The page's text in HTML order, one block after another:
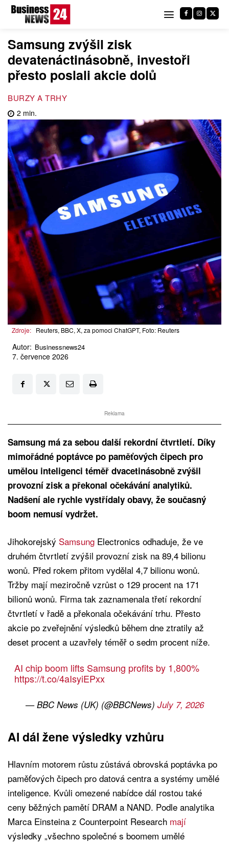
Samsung zvýšil zisk
devatenáctinásobně, investoři
přesto poslali akcie dolů
BURZY A TRHY
2 min.
Zdroje: Reuters, BBC, X, za pomoci ChatGPT, Foto: Reuters
Autor: Businessnews24
7. července 2026
Reklama
Samsung má za sebou další rekordní čtvrtletí. Díky
mimořádné poptávce po paměťových čipech pro
umělou inteligenci téměř dvacetinásobně zvýšil
provozní zisk a překonal očekávání analytiků.
Nadšení ale rychle vystřídaly obavy, že současný
boom nemusí vydržet.
Jihokorejský Samsung Electronics odhaduje, že ve
druhém čtvrtletí zvýšil provozní zisk na 89,4 bilionu
wonů. Před rokem přitom vydělal 4,7 bilionu wonů.
Tržby mají meziročně vzrůst o 129 procent na 171
bilionů wonů. Firma tak zaznamenala třetí rekordní
čtvrtletí v řadě a překonala očekávání trhu. Přesto
akcie po zveřejnění výsledků během dne ztratily až
deset procent a uzavřely téměř o sedm procent níže.
AI chip boom lifts Samsung profits by 1,800%
https://t.co/4aIsyiEPxx
— BBC News (UK) (@BBCNews) July 7, 2026
AI dál žene výsledky vzhůru
Hlavním motorem růstu zůstává obrovská poptávka po
paměťových čipech pro datová centra a systémy umělé
inteligence. Kvůli omezené nabídce dál rostou také
ceny běžných pamětí DRAM a NAND. Podle analytika
Marca Einsteina z Counterpoint Research mají
výsledky „všechno společné s boomem umělé